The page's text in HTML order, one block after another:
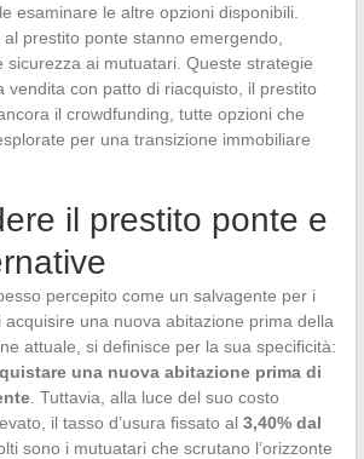
esaminare le altre opzioni disponibili.
prestito ponte stanno emergendo,
sicurezza ai mutuatari. Queste strategie
vendita con patto di riacquisto, il prestito
il crowdfunding, tutte opzioni che
per una transizione immobiliare
il prestito ponte e
percepito come un salvagente per i
una nuova abitazione prima della
attuale, si definisce per la sua specificità:
una nuova abitazione prima di
. Tuttavia, alla luce del suo costo
il tasso d’usura fissato al 3,40% dal
sono i mutuatari che scrutano l’orizzonte